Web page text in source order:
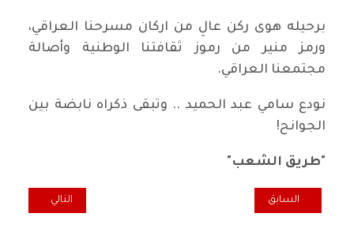
برحيله هوى ركن عالِ من اركان مسرحنا العراقي،
ورمز منير من رموز ثقافتنا الوطنية وأصالة
مجتمعنا العراقي.
نودع سامي عبد الحميد .. وتبقى ذكراه نابضة بين
الجوانح!
"طريق الشعب"
المقال السابق: قراءة في كتاب "مسرحيون راحلون" لـ صباح المندلاوي
السابق المقال التالي:
التالي